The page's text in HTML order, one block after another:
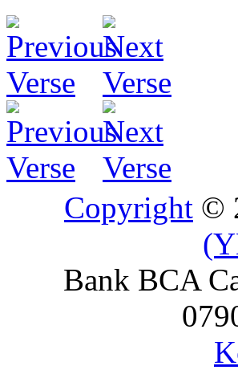
Copyright ©
Bank BCA